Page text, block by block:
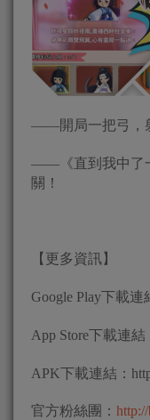
——開局一把弓，
——《直到我中了
關！
【更多資訊】
Google Play下載連
App Store下載連結
APK下載連結：
官方粉絲團：